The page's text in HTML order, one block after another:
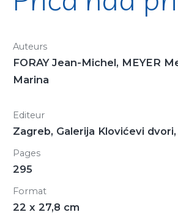
Auteurs
FORAY Jean-Michel, MEYER
Marina
Editeur
Zagreb, Galerija Klovićevi
Pages
295
Format
22 x 27,8 cm